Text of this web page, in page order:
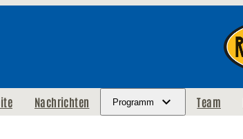
Nachrichten Programm Team